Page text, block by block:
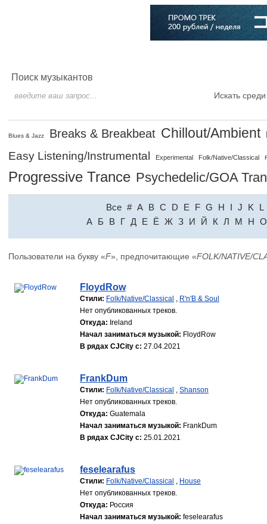
Поиск музыкантов
Искать
Blues & Jazz Breaks & Breakbeat Chillout/Ambient
Easy Listening/Instrumental Experimental Folk/Native/Classical
Progressive Trance Psychedelic/GOA
Все # A B C D E F G H I J K
L
A Б В Г Д Е Ё Ж З И Й К Л М Н О
Пользователи на букву «F», предпочитающие «FOLK/NATIVE/
FloydRow
Стили: Folk/Native/Classical , R'n'B & Soul
Нет опубликованных треков.
Откуда: Ireland
Начал заниматься музыкой: FloydRow
В рядах CJCity с: 27.04.2021
FrankDum
Стили: Folk/Native/Classical , Shanson
Нет опубликованных треков.
Откуда: Guatemala
Начал заниматься музыкой: FrankDum
В рядах CJCity с: 25.01.2021
feselearafus
Стили: Folk/Native/Classical , House
Нет опубликованных треков.
Откуда: Россия
Начал заниматься музыкой: feselearafus